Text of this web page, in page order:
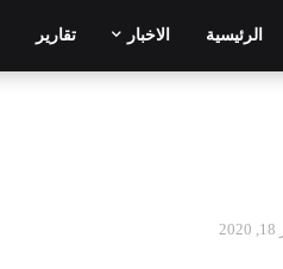
الرئيسية الاخبار تقارير